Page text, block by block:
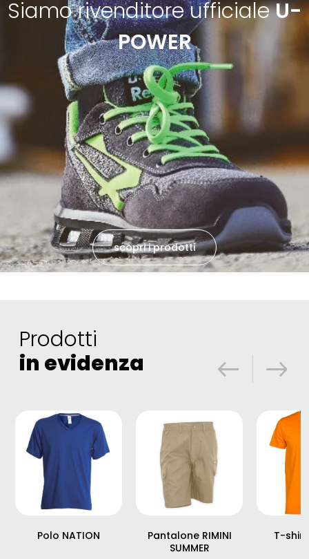
Siamo rivenditore ufficialeU-
POWER
scopri i prodotti
Prodotti
in evidenza
Polo NATION
Pantalone RIMINI
SUMMER
T-shirt